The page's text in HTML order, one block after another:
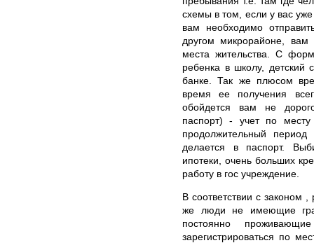
схемы в том, если у вас
вам необходимо
другом микрорайоне, вам
места жительства. С
ребенка в школу, детский
банке. Так же плюсом
время ее получения
обойдется вам не
паспорт) - учет по месту
продолжительный
делается в паспорт.
ипотеки, очень больших
работу в гос учреждение.
В соответствии с законом
же люди не имеющие
постоянно
зарегистрироваться по